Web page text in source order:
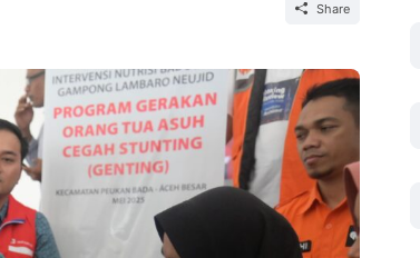
Share